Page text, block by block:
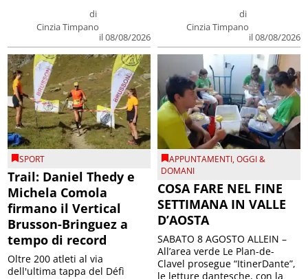
di
Cinzia Timpano
il 08/08/2026
di
Cinzia Timpano
il 08/08/2026
SPORT
Trail: Daniel Thedy e
Michela Comola
firmano il Vertical
Brusson-Bringuez a
tempo di record
Oltre 200 atleti al via
dell'ultima tappa del Défì
APPUNTAMENTI,OGGI &
DOMANI
COSA FARE NEL FINE
SETTIMANA IN VALLE
D’AOSTA
SABATO 8 AGOSTO ALLEIN –
All’area verde Le Plan-de-
Clavel prosegue “ItinerDante”,
le letture dantesche, con la